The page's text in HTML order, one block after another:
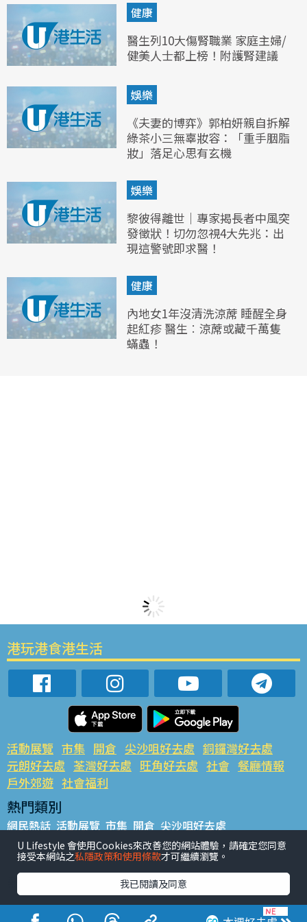
健康
醫生列10大傷腎職業 家庭主婦/
健美人士都上榜！附護腎建議
娛樂
《夫妻的博弈》郭柏妍親自拆解
綠茶小三無辜妝容：「重手胭脂
妝」落足心思有玄機
娛樂
黎彼得離世｜專家揭長者中風突
發徵狀！切勿忽視4大先兆：出
現這警號即求醫！
健康
內地女1年沒清洗涼蓆 睡醒全身
起紅疹 醫生︰涼蓆或藏千萬隻
蟎蟲！
港玩港食港生活
活動展覽 市集 開倉 尖沙咀好去處 銅鑼灣好去處
元朗好去處 荃灣好去處 旺角好去處 社會 餐廳情報
戶外郊遊 社會福利
熱門類別
網民熱話 活動展覽 市集 開倉 尖沙咀好去處
銅鑼灣好去處 元朗好去處 荃灣好去處 旺角好去處 社會
餐廳情報 戶外郊遊
熱門標籤
#UGO搵好去處 #人氣活動推介 #美食社群熱話
#親子玩樂好去處
#ULifestyle應用程式 #限時搶
U Lifestyle 會使用Cookies來改善您的網站體驗，請確定您同意
接受本網站之私隱政策和使用條款才可繼續瀏覽。
我已閱讀及同意